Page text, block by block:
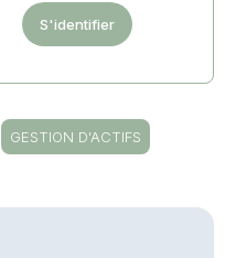
S'identifier
GESTION D'ACTIFS